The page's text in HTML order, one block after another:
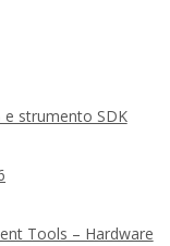
e strumento SDK
Tools – Hardware